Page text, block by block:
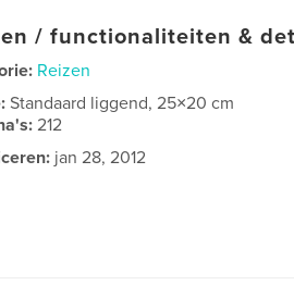
/ functionaliteiten &
Reizen
Standaard liggend, 25×20 cm
212
jan 28, 2012